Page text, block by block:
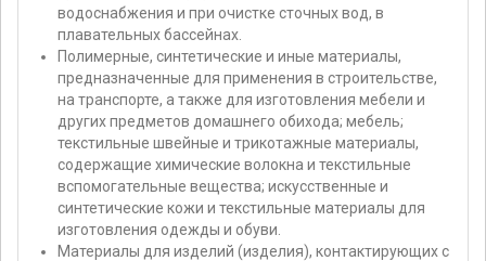
водоснабжения и при очистке сточных вод, в
плавательных бассейнах.
Полимерные, синтетические и иные материалы,
предназначенные для применения в строительстве,
на транспорте, а также для изготовления мебели и
других предметов домашнего обихода; мебель;
текстильные швейные и трикотажные материалы,
содержащие химические волокна и текстильные
вспомогательные вещества; искусственные и
синтетические кожи и текстильные материалы для
изготовления одежды и обуви.
Материалы для изделий (изделия), контактирующих с